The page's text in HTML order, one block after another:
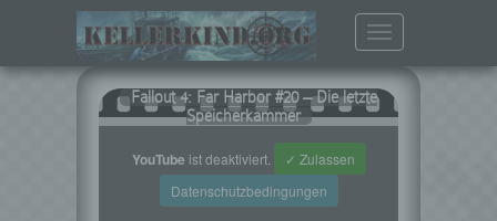
Toggle
navigation
Fallout 4: Far Harbor #20 – Die letzte
Speicherkammer
YouTube ist deaktiviert.
✓ Zulassen
Datenschutzbedingungen